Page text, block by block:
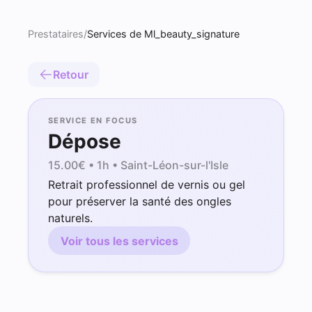
Prestataires/Services de Ml_beauty_signature
Retour
SERVICE EN FOCUS
Dépose
15.00€ • 1h • Saint-Léon-sur-l'Isle
Retrait professionnel de vernis ou gel
pour préserver la santé des ongles
naturels.
Voir tous les services